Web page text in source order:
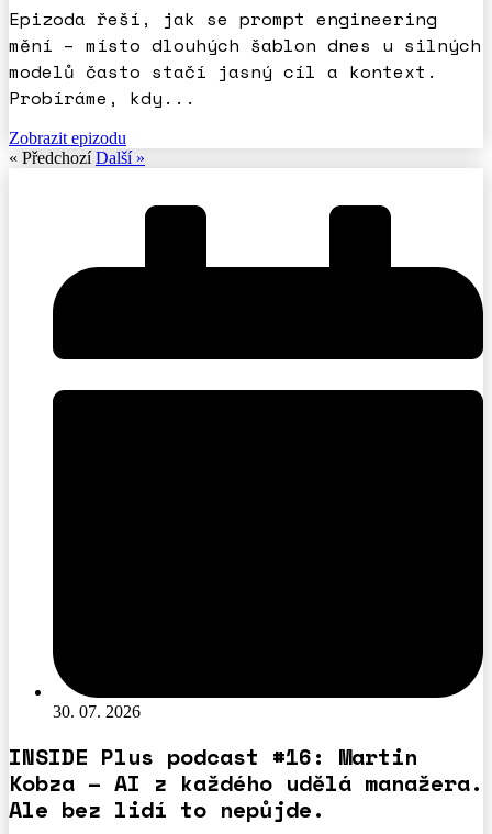
Epizoda řeší, jak se prompt engineering
mění – místo dlouhých šablon dnes u silných
modelů často stačí jasný cíl a kontext.
Probíráme, kdy...
Zobrazit epizodu
« Předchozí Další »
30. 07. 2026
INSIDE Plus podcast #16: Martin
Kobza – AI z každého udělá manažera.
Ale bez lidí to nepůjde.